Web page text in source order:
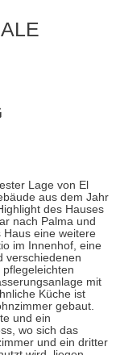
Lage von El
aus dem Jahr
des Hauses
nach Palma und
Haus eine weitere
im Innenhof, eine
verschiedenen
mit
Küche ist
gebaut.
und ein
wo sich das
und ein dritter